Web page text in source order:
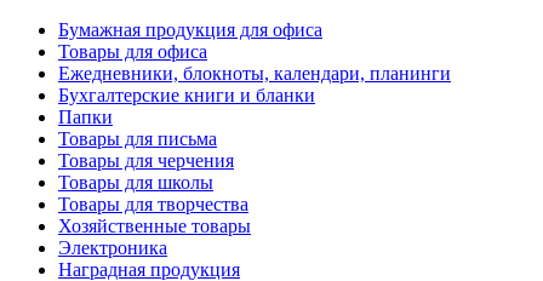
Бумажная продукция для офиса
Товары для офиса
Ежедневники, блокноты, календари, планинги
Бухгалтерские книги и бланки
Папки
Товары для письма
Товары для черчения
Товары для школы
Товары для творчества
Хозяйственные товары
Электроника
Наградная продукция